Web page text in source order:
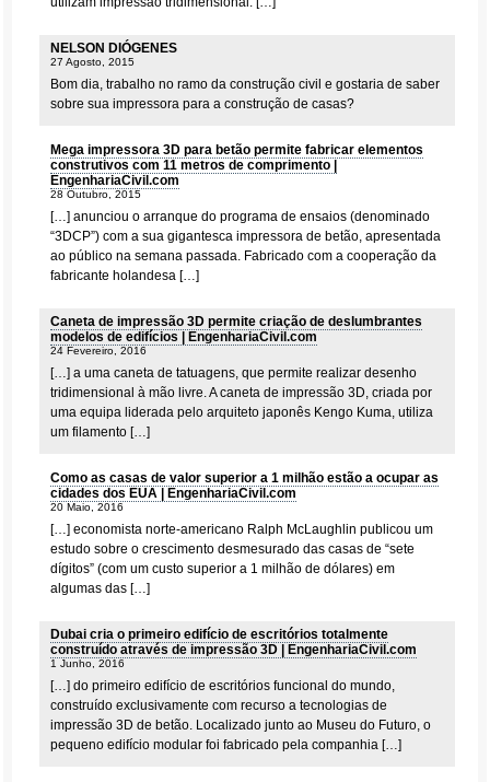
NELSON DIÓGENES
27 Agosto, 2015
Bom dia, trabalho no ramo da construção civil e gostaria de saber
sobre sua impressora para a construção de casas?
Mega impressora 3D para betão permite fabricar elementos
construtivos com 11 metros de comprimento |
EngenhariaCivil.com
28 Outubro, 2015
[…] anunciou o arranque do programa de ensaios (denominado
“3DCP”) com a sua gigantesca impressora de betão, apresentada
ao público na semana passada. Fabricado com a cooperação da
fabricante holandesa […]
Caneta de impressão 3D permite criação de deslumbrantes
modelos de edifícios | EngenhariaCivil.com
24 Fevereiro, 2016
[…] a uma caneta de tatuagens, que permite realizar desenho
tridimensional à mão livre. A caneta de impressão 3D, criada por
uma equipa liderada pelo arquiteto japonês Kengo Kuma, utiliza
um filamento […]
Como as casas de valor superior a 1 milhão estão a ocupar as
cidades dos EUA | EngenhariaCivil.com
20 Maio, 2016
[…] economista norte-americano Ralph McLaughlin publicou um
estudo sobre o crescimento desmesurado das casas de “sete
dígitos” (com um custo superior a 1 milhão de dólares) em
algumas das […]
Dubai cria o primeiro edifício de escritórios totalmente
construído através de impressão 3D | EngenhariaCivil.com
1 Junho, 2016
[…] do primeiro edifício de escritórios funcional do mundo,
construído exclusivamente com recurso a tecnologias de
impressão 3D de betão. Localizado junto ao Museu do Futuro, o
pequeno edifício modular foi fabricado pela companhia […]